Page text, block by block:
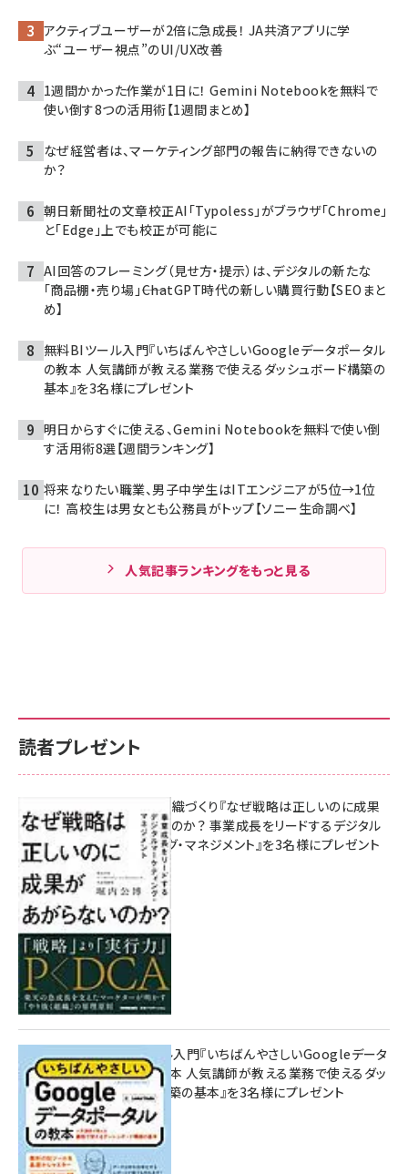
アクティブユーザーが2倍に急成長！ JA共済アプリに学
ぶ“ユーザー視点”のUI/UX改善
1週間かかった作業が1日に！ Gemini Notebookを無料で
使い倒す8つの活用術【1週間まとめ】
なぜ経営者は、マーケティング部門の報告に納得できないの
か？
朝日新聞社の文章校正AI「Typoless」がブラウザ「Chrome」
と「Edge」上でも校正が可能に
AI回答のフレーミング（見せ方・提示）は、デジタルの新たな
「商品棚・売り場」――ChatGPT時代の新しい購買行動【SEOまと
め】
無料BIツール入門『いちばんやさしいGoogleデータポータル
の教本 人気講師が教える業務で使えるダッシュボード構築の
基本』を3名様にプレゼント
明日からすぐに使える、Gemini Notebookを無料で使い倒
す活用術8選【週間ランキング】
将来なりたい職業、男子中学生はITエンジニアが5位→1位
に！ 高校生は男女とも公務員がトップ【ソニー生命調べ】
人気記事ランキングをもっと見る
読者プレゼント
成果を生む組織づくり『なぜ戦略は正しいのに成果
があがらないのか？ 事業成長をリードするデジタル
マーケティング・マネジメント』を3名様にプレゼント
8月7日 10:00
無料BIツール入門『いちばんやさしいGoogleデータ
ポータルの教本 人気講師が教える業務で使えるダッ
シュボード構築の基本』を3名様にプレゼント
7月31日 10:00